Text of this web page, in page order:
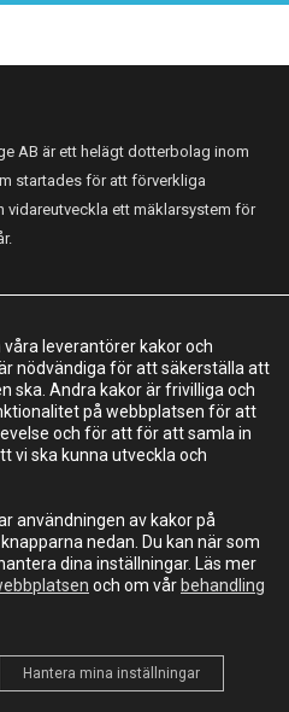
AB är ett helägt dotterbolag inom
startades för att förverkliga
ett mäklarsystem för
AB
Stockholm
Cookies © MSIS AB 2023
våra leverantörer kakor och
nödvändiga för att säkerställa att
ska. Andra kakor är frivilliga och
på webbplatsen för att
och för att för att samla in
vi ska kunna utveckla och
användningen av kakor på
nedan. Du kan när som
dina inställningar. Läs mer
och om vår behandling
Hantera mina inställningar